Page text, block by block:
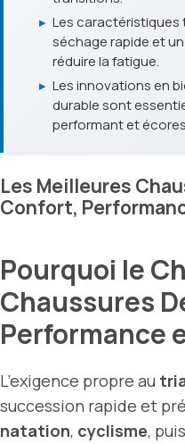
▸ Les
séchage rapide et
réduire la fatigue.
▸ Les innovations en
durable sont
performant et
Les Meilleures
Confort,
Pourquoi le
Chaussures
Performance
L’exigence propre au
succession rapide et
natation, cyclisme, puis